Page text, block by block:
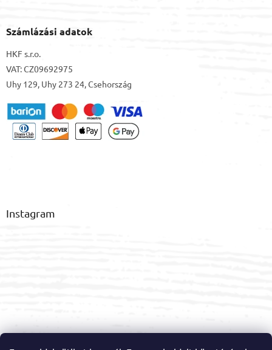
Számlázási adatok
HKF s.r.o.
VAT: CZ09692975
Uhy 129, Uhy 273 24, Csehország
Instagram